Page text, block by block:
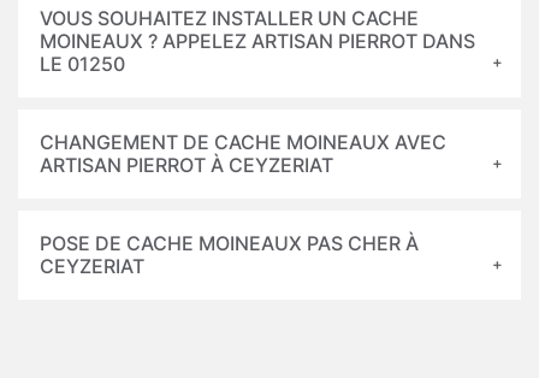
VOUS SOUHAITEZ INSTALLER UN CACHE
MOINEAUX ? APPELEZ ARTISAN PIERROT DANS
LE 01250
CHANGEMENT DE CACHE MOINEAUX AVEC
ARTISAN PIERROT À CEYZERIAT
POSE DE CACHE MOINEAUX PAS CHER À
CEYZERIAT